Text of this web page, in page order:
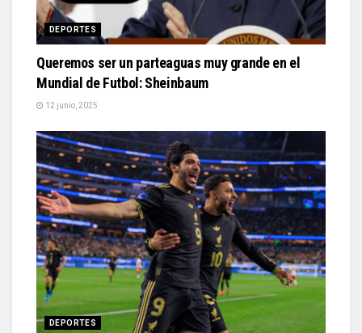
DEPORTES
Queremos ser un parteaguas muy grande en el
Mundial de Futbol: Sheinbaum
12 junio, 2025
DEPORTES